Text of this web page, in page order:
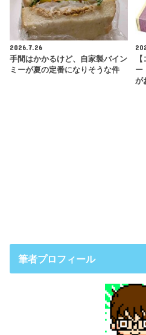
2026.7.26
手間はかかるけど、自家製バイン
ミーが夏の定番になりそうな件
ー
が
筆者プロフィール